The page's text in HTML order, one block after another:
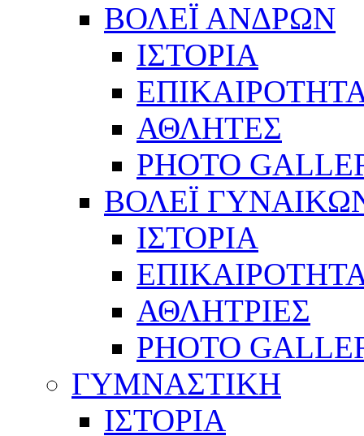
ΒΟΛΕΪ ΑΝΔΡΩΝ
ΙΣΤΟΡΙΑ
ΑΘΛΗΤΕΣ
PHOTO
ΒΟΛΕΪ
ΙΣΤΟΡΙΑ
ΑΘΛΗΤΡΙΕΣ
PHOTO
ΓΥΜΝΑΣΤΙΚΗ
ΙΣΤΟΡΙΑ